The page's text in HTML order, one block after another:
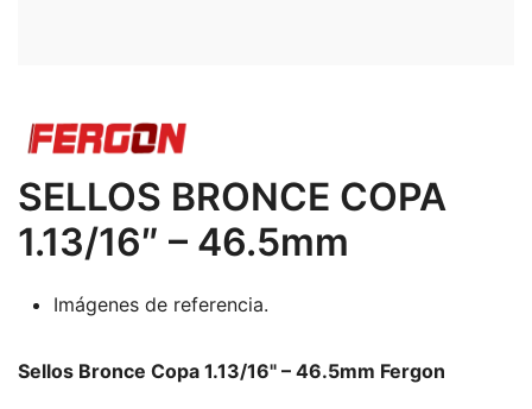
SELLOS BRONCE COPA
1.13/16″ – 46.5mm
Imágenes de referencia.
Sellos Bronce Copa 1.13/16" – 46.5mm Fergon